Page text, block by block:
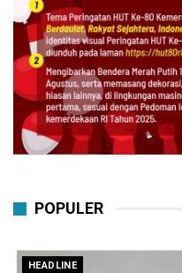
POPULER
HEADLINE